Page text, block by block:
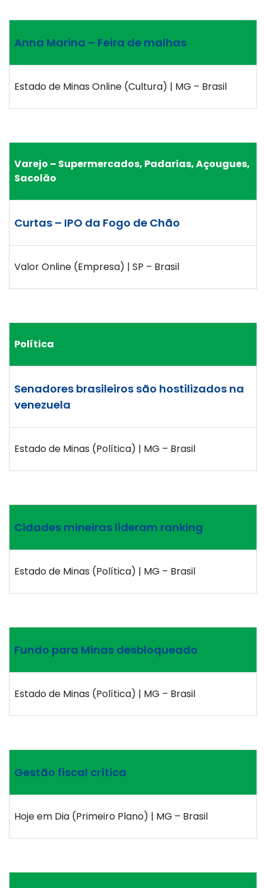
Anna Marina – Feira de malhas
Estado de Minas Online (Cultura) | MG – Brasil
Varejo – Supermercados, Padarias, Açougues,
Sacolão
Curtas – IPO da Fogo de Chão
Valor Online (Empresa) | SP – Brasil
Política
Senadores brasileiros são hostilizados na
venezuela
Estado de Minas (Política) | MG – Brasil
Cidades mineiras lideram ranking
Estado de Minas (Política) | MG – Brasil
Fundo para Minas desbloqueado
Estado de Minas (Política) | MG – Brasil
Gestão fiscal crítica
Hoje em Dia (Primeiro Plano) | MG – Brasil